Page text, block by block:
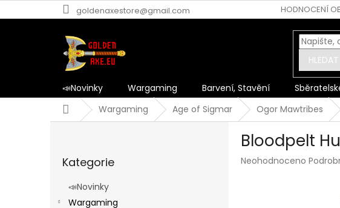
na
goldenaxestore@gmail.com HODNOCENÍ
HLEDAT
📣Novinky Wargaming Barvení, Stavění
DomůWargaming Age of Sigmar Ogor Mawtribes
kategorie
Kategorie
📣Novinky
Wargaming
Bloodpelt
Průměrné
Neohodnoceno